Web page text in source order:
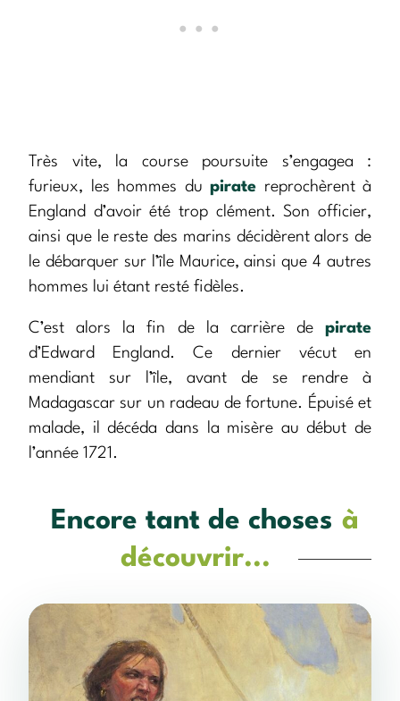
Très vite, la course poursuite s’engagea :
furieux, les hommes du pirate reprochèrent à
England d’avoir été trop clément. Son officier,
ainsi que le reste des marins décidèrent alors de
le débarquer sur l’île Maurice, ainsi que 4 autres
hommes lui étant resté fidèles.
C’est alors la fin de la carrière de pirate
d’Edward England. Ce dernier vécut en
mendiant sur l’île, avant de se rendre à
Madagascar sur un radeau de fortune. Épuisé et
malade, il décéda dans la misère au début de
l’année 1721.
Encore tant de choses à
découvrir...